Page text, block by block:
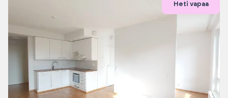
Heti vapaa